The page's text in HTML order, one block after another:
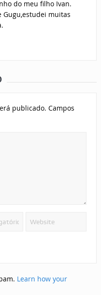
do meu filho Ivan.
Gugu,estudei muitas
publicado. Campos
Learn how your